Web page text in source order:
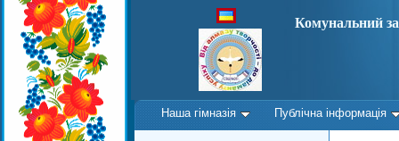
Комунальний
Наша гімназія Публічна інформація